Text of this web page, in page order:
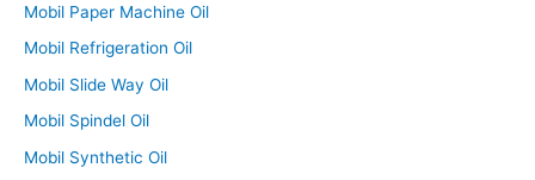
Mobil Paper Machine Oil
Mobil Refrigeration Oil
Mobil Slide Way Oil
Mobil Spindel Oil
Mobil Synthetic Oil